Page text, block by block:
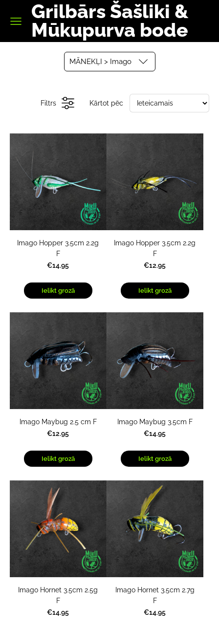
Grilbārs Šašliki &
Mūkupurva bode
MĀNEKĻI > Imago
Filtrs Kārtot pēc
Imago Hopper 3.5cm 2.2g
F
€14.95
Ielikt grozā
Imago Hopper 3.5cm 2.2g
F
€12.95
Ielikt grozā
Imago Maybug 2.5 cm F
€12.95
Ielikt grozā
Imago Maybug 3.5cm F
€14.95
Ielikt grozā
Imago Hornet 3.5cm 2.5g
F
€14.95
Imago Hornet 3.5cm 2.7g
F
€14.95